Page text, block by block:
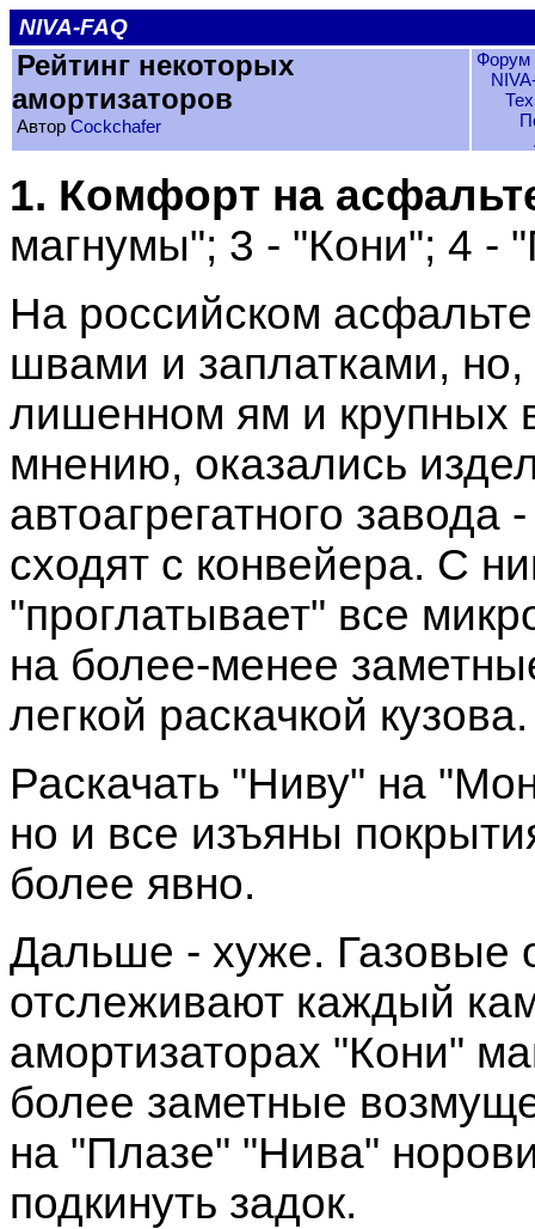
NIVA-FAQ
Рейтинг некоторых
амортизаторов
Автор Cockchafer
Форум
1. Комфорт на
магнумы"; 3 - "Кони"; 4 -
На российском
швами и заплатками,
лишенном ям и крупных
мнению, оказались
автоагрегатного
сходят с конвейера. С
"проглатывает" все
на более-менее
легкой раскачкой кузова.
Раскачать "Ниву" на
но и все изъяны
более явно.
Дальше - хуже. Газовые
отслеживают каждый
амортизаторах "Кони"
более заметные
на "Плазе" "Нива"
подкинуть задок.